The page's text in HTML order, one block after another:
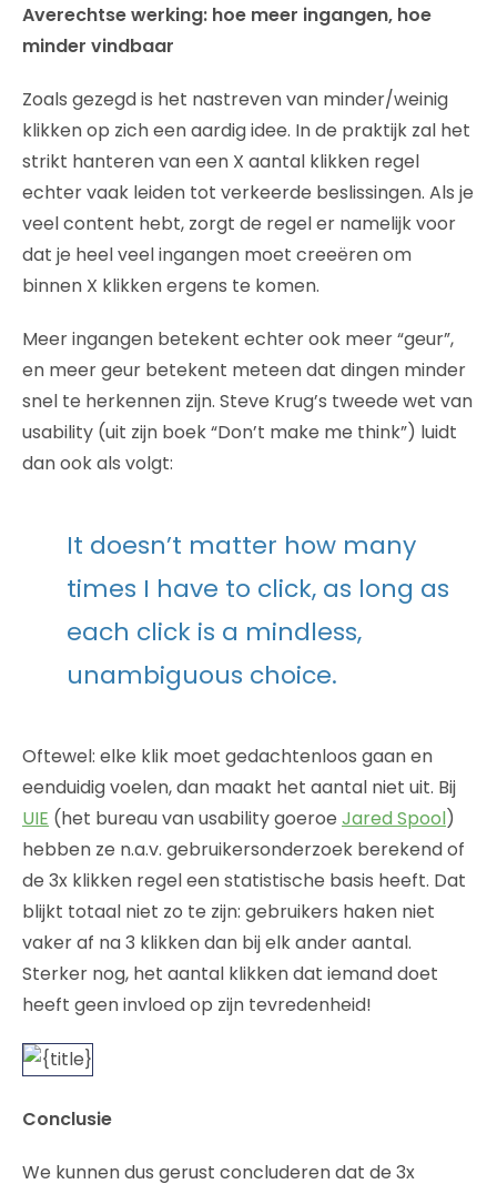
Averechtse werking: hoe meer ingangen, hoe
minder vindbaar
Zoals gezegd is het nastreven van minder/weinig
klikken op zich een aardig idee. In de praktijk zal het
strikt hanteren van een X aantal klikken regel
echter vaak leiden tot verkeerde beslissingen. Als je
veel content hebt, zorgt de regel er namelijk voor
dat je heel veel ingangen moet creeëren om
binnen X klikken ergens te komen.
Meer ingangen betekent echter ook meer “geur”,
en meer geur betekent meteen dat dingen minder
snel te herkennen zijn. Steve Krug’s tweede wet van
usability (uit zijn boek “Don’t make me think”) luidt
dan ook als volgt:
It doesn’t matter how many
times I have to click, as long as
each click is a mindless,
unambiguous choice.
Oftewel: elke klik moet gedachtenloos gaan en
eenduidig voelen, dan maakt het aantal niet uit. Bij
UIE (het bureau van usability goeroe Jared Spool)
hebben ze n.a.v. gebruikersonderzoek berekend of
de 3x klikken regel een statistische basis heeft. Dat
blijkt totaal niet zo te zijn: gebruikers haken niet
vaker af na 3 klikken dan bij elk ander aantal.
Sterker nog, het aantal klikken dat iemand doet
heeft geen invloed op zijn tevredenheid!
Conclusie
We kunnen dus gerust concluderen dat de 3x